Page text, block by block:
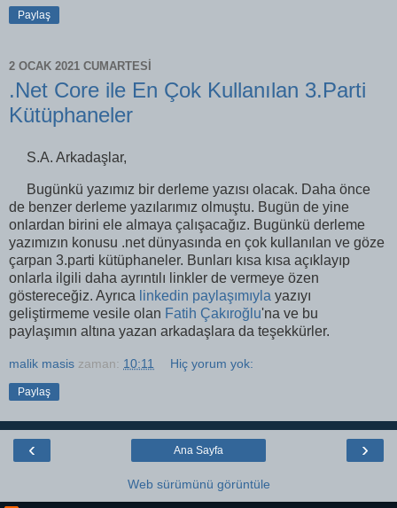
Paylaş
2 OCAK 2021 CUMARTESI
.Net Core ile En Çok Kullanılan 3.Parti
Kütüphaneler
S.A. Arkadaşlar,
Bugünkü yazımız bir derleme yazısı olacak. Daha önce
de benzer derleme yazılarımız olmuştu. Bugün de yine
onlardan birini ele almaya çalışacağız. Bugünkü derleme
yazımızın konusu .net dünyasında en çok kullanılan ve göze
çarpan 3.parti kütüphaneler. Bunları kısa kısa açıklayıp
onlarla ilgili daha ayrıntılı linkler de vermeye özen
göstereceğiz. Ayrıca linkedin paylaşımıyla yazıyı
geliştirmeme vesile olan Fatih Çakıroğlu'na ve bu
paylaşımın altına yazan arkadaşlara da teşekkürler.
malik masis zaman: 10:11 Hiç yorum yok:
Paylaş
‹ ›
Ana Sayfa
Web sürümünü görüntüle